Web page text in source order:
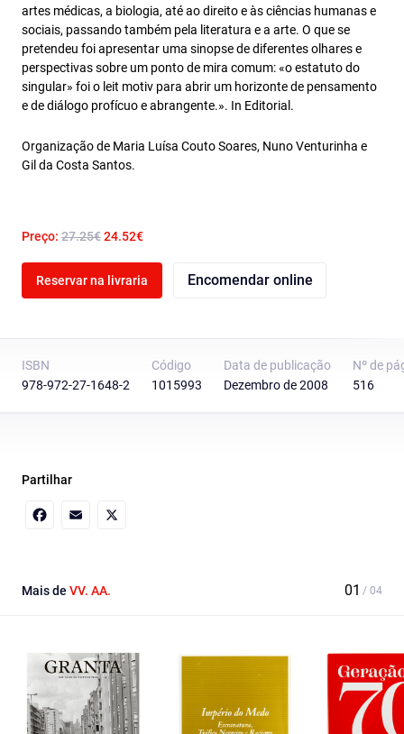
artes médicas, a biologia, até ao direito e às ciências humanas e
sociais, passando também pela literatura e a arte. O que se
pretendeu foi apresentar uma sinopse de diferentes olhares e
perspectivas sobre um ponto de mira comum: «o estatuto do
singular» foi o leit motiv para abrir um horizonte de pensamento
e de diálogo profícuo e abrangente.». In Editorial.
Organização de Maria Luísa Couto Soares, Nuno Venturinha e
Gil da Costa Santos.
Preço: 27.25€24.52€
Reservar na livraria Encomendar online
ISBN
978-972-27-1648-2
Código
1015993
Data de publicação
Dezembro de 2008
Nº de
516
Partilhar
Mais de VV. AA.